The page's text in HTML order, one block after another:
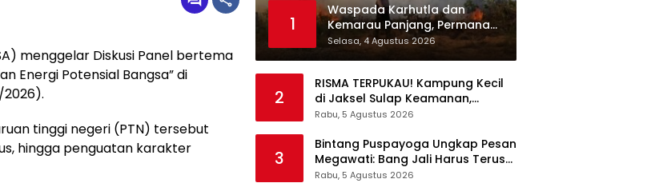
menggelar Diskusi Panel bertema
Energi Potensial Bangsa” di
2026).
tinggi negeri (PTN) tersebut
hingga penguatan karakter
1
Waspada Karhutla dan
Kemarau Panjang, Permana
Irmansyah Tekankan Mitigasi
Berbasis Komunitas
Selasa, 4 Agustus 2026
2
RISMA TERPUKAU! Kampung Kecil
di Jaksel Sulap Keamanan,
Sampah, hingga Ketahanan
Rabu, 5 Agustus 2026
3
Bintang Puspayoga Ungkap Pesan
Megawati: Bang Jali Harus Terus
Dipantau dan Dikembangkan
Rabu, 5 Agustus 2026